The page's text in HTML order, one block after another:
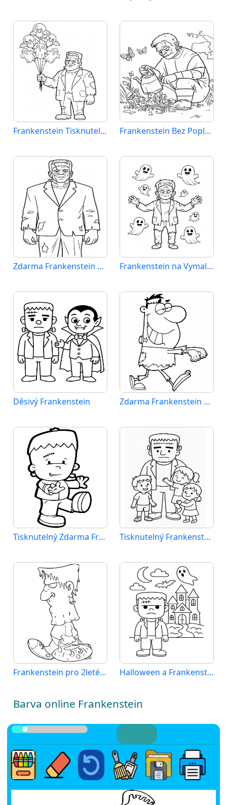
Frankenstein Tisknutelný pro Děti Frankenstein Bez Poplatku
Zdarma Frankenstein Tisknutelný Frankenstein na Vymalování
Děsivý Frankenstein Zdarma Frankenstein pro Děti
Tisknutelný Zdarma Frankenstein Tisknutelný Frankenstein
Frankenstein pro 2leté Děti Halloween a Frankenstein
Barva online Frankenstein